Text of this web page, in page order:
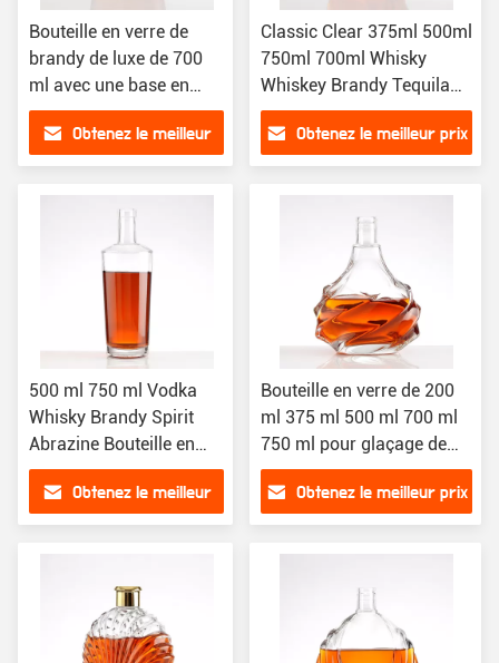
Bouteille en verre de
brandy de luxe de 700
ml avec une base en
verre super flint
Obtenez le meilleur
Classic Clear 375ml 500ml
750ml 700ml Whisky
Whiskey Brandy Tequila
Spiritueux Liqueur Verre
Vodka Bouteille pour le
Gin
Obtenez le meilleur prix
500 ml 750 ml Vodka
Whisky Brandy Spirit
Abrazine Bouteille en
verre avec liège 500 ml
Obtenez le meilleur
Bouteille en verre de 200
ml 375 ml 500 ml 700 ml
750 ml pour glaçage de
vin Liqueur Whisky Vodka
BrandyObtenez le meilleur prix